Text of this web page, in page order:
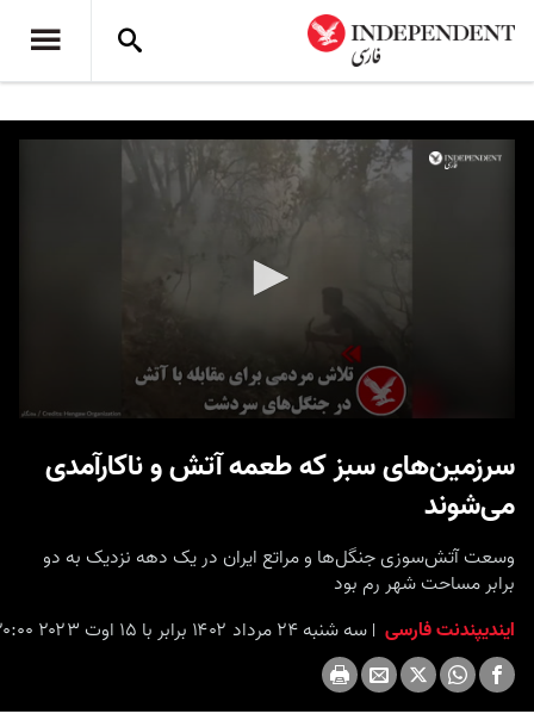
سرزمین‌های سبز که طعمه آتش و ناکارآمدی
می‌شوند
وسعت آتش‌سوزی جنگل‌ها و مراتع ایران در یک دهه نزدیک به دو
برابر مساحت شهر رم بود
ایندیپندنت فارسی سه شنبه ۲۴ مرداد ۱۴۰۲ برابر با ۱۵ اوت ۲۰۲۳ ۲۰:۰۰